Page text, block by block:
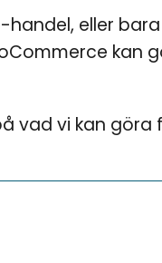
handel, eller
kan
vad vi kan göra